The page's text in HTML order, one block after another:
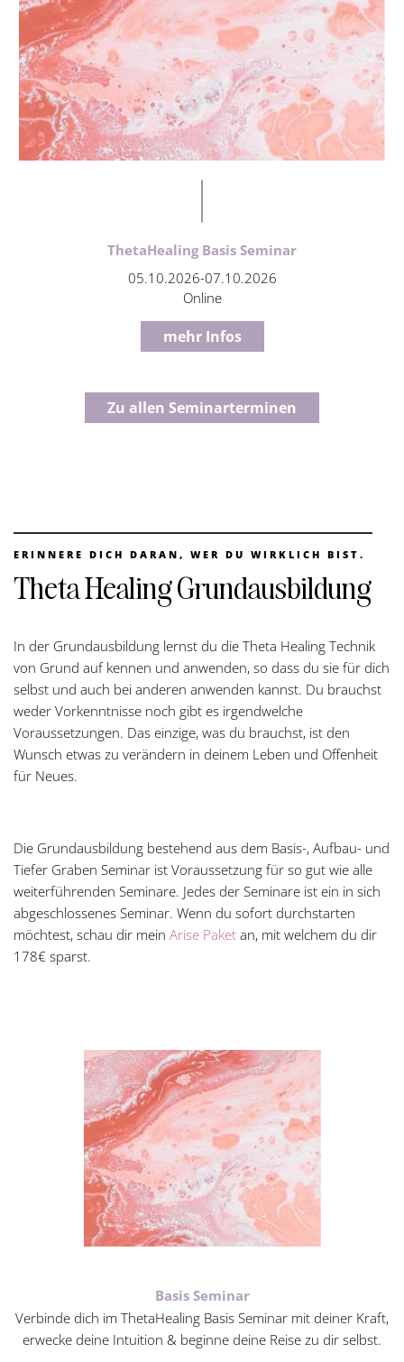
ThetaHealing Basis Seminar
05.10.2026-07.10.2026
Online
mehr Infos
Zu allen Seminarterminen
ERINNERE DICH DARAN, WER DU WIRKLICH BIST.
Theta Healing Grundausbildung
In der Grundausbildung lernst du die Theta Healing Technik
von Grund auf kennen und anwenden, so dass du sie für dich
selbst und auch bei anderen anwenden kannst. Du brauchst
weder Vorkenntnisse noch gibt es irgendwelche
Voraussetzungen. Das einzige, was du brauchst, ist den
Wunsch etwas zu verändern in deinem Leben und Offenheit
für Neues.
Die Grundausbildung bestehend aus dem Basis-, Aufbau- und
Tiefer Graben Seminar ist Voraussetzung für so gut wie alle
weiterführenden Seminare. Jedes der Seminare ist ein in sich
abgeschlossenes Seminar. Wenn du sofort durchstarten
möchtest, schau dir mein Arise Paket an, mit welchem du dir
178€ sparst.
Basis Seminar
Verbinde dich im ThetaHealing Basis Seminar mit deiner Kraft,
erwecke deine Intuition & beginne deine Reise zu dir selbst.